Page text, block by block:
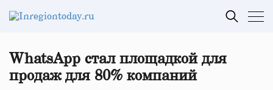
WhatsApp стал площадкой для
продаж для 80% компаний